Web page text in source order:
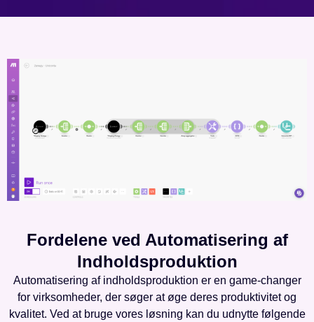
Fordelene ved Automatisering af
Indholdsproduktion
Automatisering af indholdsproduktion er en game-changer
for virksomheder, der søger at øge deres produktivitet og
kvalitet. Ved at bruge vores løsning kan du udnytte følgende